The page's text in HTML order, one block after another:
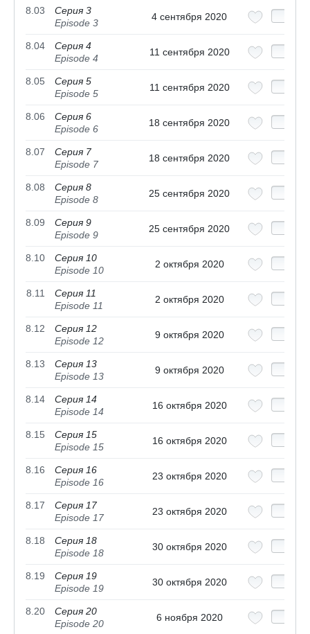
8.03
Серия 3
Episode 3
4 сентября 2020
8.04
Серия 4
Episode 4
11 сентября 2020
8.05
Серия 5
Episode 5
11 сентября 2020
8.06
Серия 6
Episode 6
18 сентября 2020
8.07
Серия 7
Episode 7
18 сентября 2020
8.08
Серия 8
Episode 8
25 сентября 2020
8.09
Серия 9
Episode 9
25 сентября 2020
8.10
Серия 10
Episode 10
2 октября 2020
8.11
Серия 11
Episode 11
2 октября 2020
8.12
Серия 12
Episode 12
9 октября 2020
8.13
Серия 13
Episode 13
9 октября 2020
8.14
Серия 14
Episode 14
16 октября 2020
8.15
Серия 15
Episode 15
16 октября 2020
8.16
Серия 16
Episode 16
23 октября 2020
8.17
Серия 17
Episode 17
23 октября 2020
8.18
Серия 18
Episode 18
30 октября 2020
8.19
Серия 19
Episode 19
30 октября 2020
8.20
Серия 20
Episode 20
6 ноября 2020